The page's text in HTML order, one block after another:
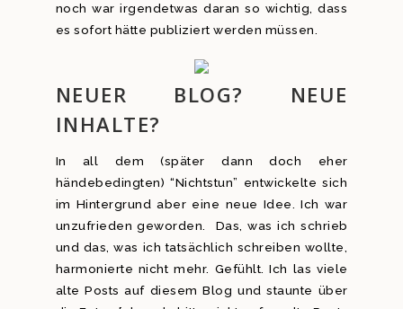
noch war irgendetwas daran so wichtig, dass
es sofort hätte publiziert werden müssen.
NEUER BLOG? NEUE
INHALTE?
In all dem (später dann doch eher
händebedingten) “Nichtstun” entwickelte sich
im Hintergrund aber eine neue Idee. Ich war
unzufrieden geworden. Das, was ich schrieb
und das, was ich tatsächlich schreiben wollte,
harmonierte nicht mehr. Gefühlt. Ich las viele
alte Posts auf diesem Blog und staunte über